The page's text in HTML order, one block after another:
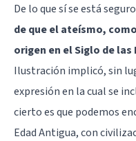
De lo que sí se está
de que el ateísmo,
origen en el Siglo de las
Ilustración implicó, sin
expresión en la cual se
cierto es que podemos
Edad Antigua, con